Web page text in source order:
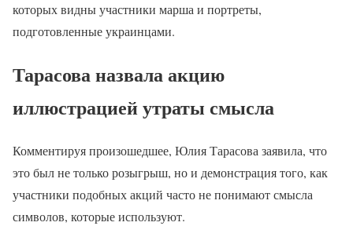
которых видны участники марша и портреты,
подготовленные украинцами.
Тарасова назвала акцию
иллюстрацией утраты смысла
Комментируя произошедшее, Юлия Тарасова заявила, что
это был не только розыгрыш, но и демонстрация того, как
участники подобных акций часто не понимают смысла
символов, которые используют.